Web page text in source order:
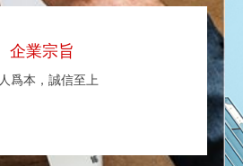
企業宗旨
爲本，誠信至上